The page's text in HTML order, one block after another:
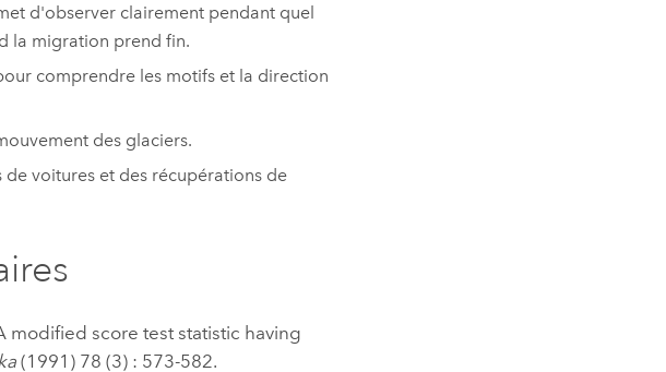
d'observer clairement pendant quel
la migration prend fin.
comprendre les motifs et la direction
des glaciers.
voitures et des récupérations de
modified score test statistic having
(1991) 78 (3) : 573-582.